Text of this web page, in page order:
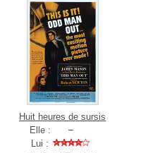
Huit heures de sursis
Elle :
Lui :